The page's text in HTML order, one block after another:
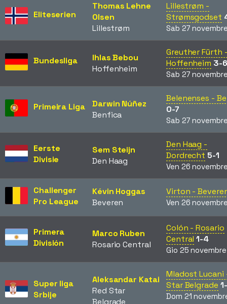
Eliteserien
Thomas Lehne
Olsen
Lillestrøm
Lillestrøm -
Strømsgodset
Sab 27
Bundesliga
Ihlas Bebou
Hoffenheim
Greuther Fürth
Hoffenheim 3-6
Sab 27
Primeira Liga
Darwin Núñez
Benfica
Belenenses -
0-7
Sab 27
Eerste
Divisie
Sem Steijn
Den Haag
Den Haag -
Dordrecht 5-1
Ven 26
Challenger
Pro League
Kévin Hoggas
Beveren
Virton -
Ven 26
Primera
División
Marco Ruben
Rosario Central
Colón - Rosario
Central 1-4
Gio 25
Super liga
Srbije
Aleksandar Katai
Red Star
Belgrade
Mladost Lucani
Star Belgrade
Dom 21